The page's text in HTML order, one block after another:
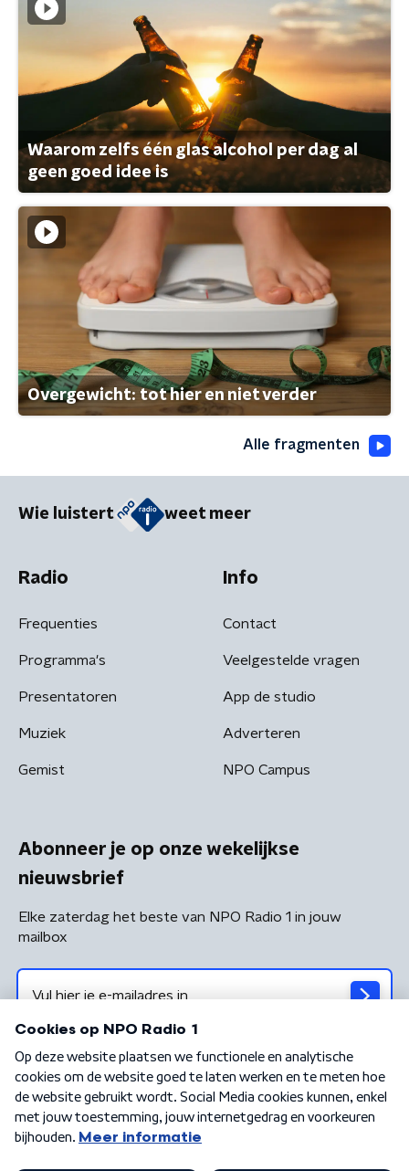
Waarom zelfs één glas alcohol per dag al
geen goed idee is
Overgewicht: tot hier en niet verder
Alle fragmenten
Wie luistert weet meer
Radio
Frequenties
Programma's
Presentatoren
Muziek
Gemist
Info
Contact
Veelgestelde vragen
App de studio
Adverteren
NPO Campus
Abonneer je op onze wekelijkse
nieuwsbrief
Elke zaterdag het beste van NPO Radio 1 in jouw
mailbox
Algemene voorwaarden